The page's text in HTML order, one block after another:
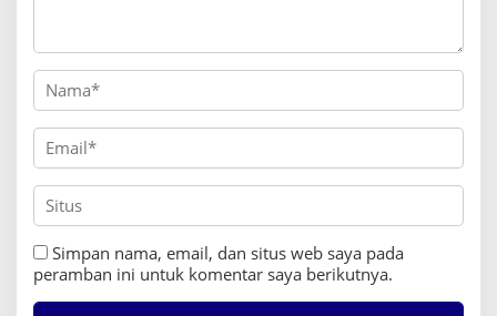
Simpan nama, email, dan situs web saya pada
peramban ini untuk komentar saya berikutnya.